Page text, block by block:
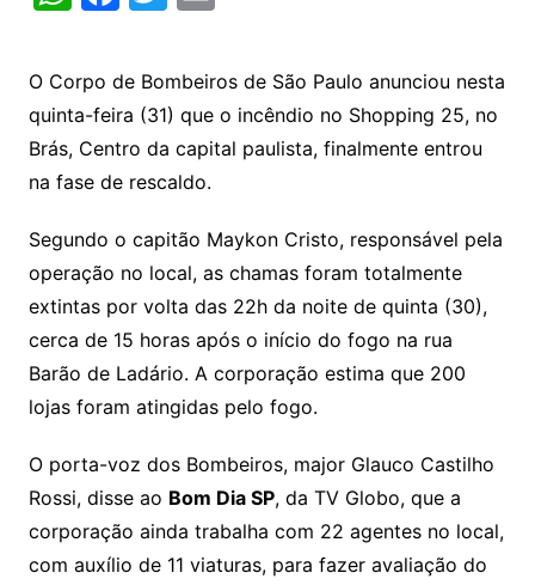
at
s
A
p
p
c
e
b
o
k
itt
er
ai
l
O Corpo de Bombeiros de São Paulo anunciou nesta
quinta-feira (31) que o incêndio no Shopping 25, no
Brás, Centro da capital paulista, finalmente entrou
na fase de rescaldo.
Segundo o capitão Maykon Cristo, responsável pela
operação no local, as chamas foram totalmente
extintas por volta das 22h da noite de quinta (30),
cerca de 15 horas após o início do fogo na rua
Barão de Ladário. A corporação estima que 200
lojas foram atingidas pelo fogo.
O porta-voz dos Bombeiros, major Glauco Castilho
Rossi, disse ao Bom Dia SP, da TV Globo, que a
corporação ainda trabalha com 22 agentes no local,
com auxílio de 11 viaturas, para fazer avaliação do